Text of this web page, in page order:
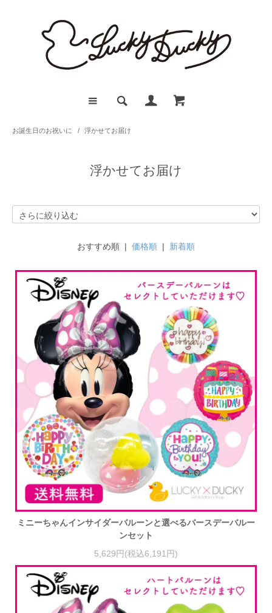
お誕生日のお祝いに / 浮かせてお届け
浮かせてお届け
おすすめ順 | 価格順 | 新着順
ミニーちゃんインサイダーバルーンと選べるバースデーバルー
ンセット
5,629円(税込6,191円)